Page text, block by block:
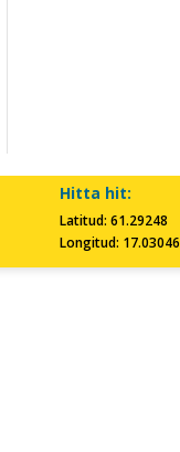
Hitta hit:
Latitud: 61.29248
Longitud: 17.03046